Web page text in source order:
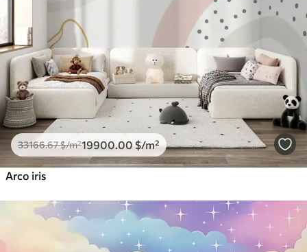
33166.67$/m²19900.00$/m²
Arco iris